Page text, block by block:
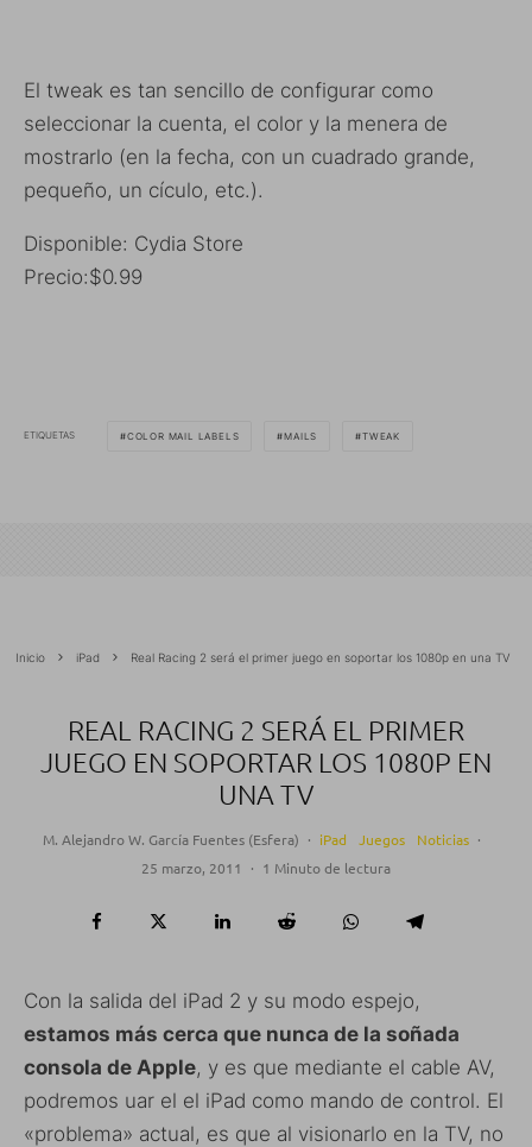
El tweak es tan sencillo de configurar como
seleccionar la cuenta, el color y la menera de
mostrarlo (en la fecha, con un cuadrado grande,
pequeño, un cículo, etc.).
Disponible: Cydia Store
Precio:$0.99
ETIQUETAS COLOR MAIL LABELS MAILS TWEAK
Inicio iPad Real Racing 2 será el primer juego en soportar los 1080p en una TV
REAL RACING 2 SERÁ EL PRIMER
JUEGO EN SOPORTAR LOS 1080P EN
UNA TV
M. Alejandro W. García Fuentes (Esfera) · iPad Juegos Noticias ·
25 marzo, 2011
· 1 Minuto de lectura
Con la salida del iPad 2 y su modo espejo,
estamos más cerca que nunca de la soñada
consola de Apple, y es que mediante el cable AV,
podremos uar el el iPad como mando de control. El
«problema» actual, es que al visionarlo en la TV, no